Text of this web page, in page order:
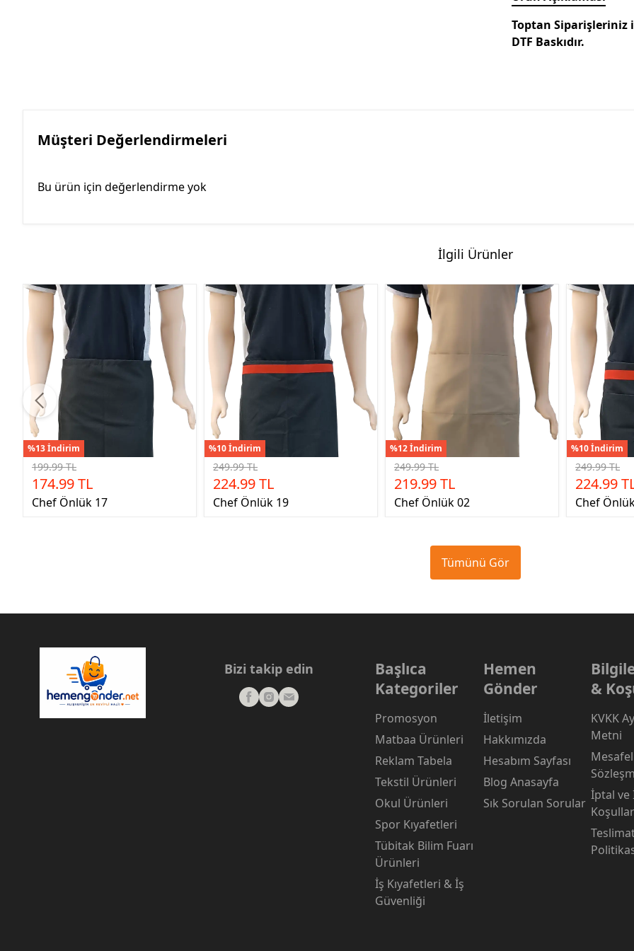
Toptan Siparişleriniz
DTF Baskıdır.
Müşteri Değerlendirmeleri
Bu ürün için değerlendirme yok
İlgili Ürünler
%13 İndirim
199.99 TL
174.99 TL
Chef Önlük 17
%10 İndirim
249.99 TL
224.99 TL
Chef Önlük 19
%12 İndirim
249.99 TL
219.99 TL
Chef Önlük 02
%10 İndirim
249.99 TL
224.99
Chef
Tümünü Gör
Bizi takip edin
Başlıca
Kategoriler
Promosyon
Matbaa Ürünleri
Reklam Tabela
Tekstil Ürünleri
Okul Ürünleri
Spor Kıyafetleri
Tübitak Bilim Fuarı
Ürünleri
İş Kıyafetleri & İş
Güvenliği
Hemen
Gönder
İletişim
Hakkımızda
Hesabım Sayfası
Blog Anasayfa
Sık Sorulan Sorular
&
KVKK
Metni
İptal ve